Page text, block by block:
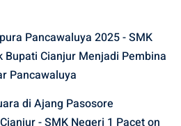
Pancawaluya 2025 - SMK
Bupati Cianjur Menjadi Pembina
Pancawaluya
di Ajang Pasosore
- SMK Negeri 1 Paceton